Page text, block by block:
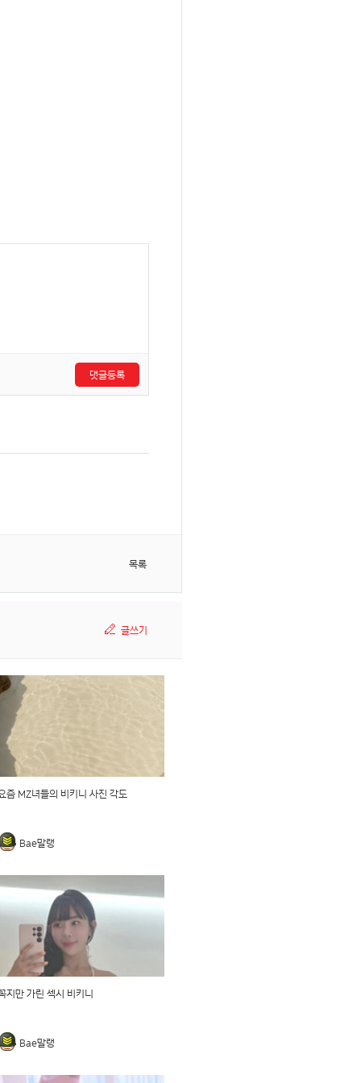
댓글등록
목록
글쓰기
즘 MZ녀들의 비키니 사진 각도
Bae말랭
지만 가린 섹시 비키니
Bae말랭